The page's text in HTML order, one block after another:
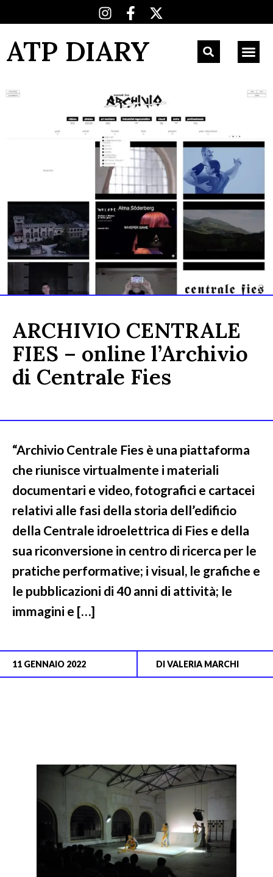
ATP DIARY
ARCHIVIO CENTRALE
FIES – online l’Archivio
di Centrale Fies
“Archivio Centrale Fies è una piattaforma
che riunisce virtualmente i materiali
documentari e video, fotografici e cartacei
relativi alle fasi della storia dell’edificio
della Centrale idroelettrica di Fies e della
sua riconversione in centro di ricerca per le
pratiche performative; i visual, le grafiche e
le pubblicazioni di 40 anni di attività; le
immagini e […]
11 GENNAIO 2022 DIVALERIA MARCHI